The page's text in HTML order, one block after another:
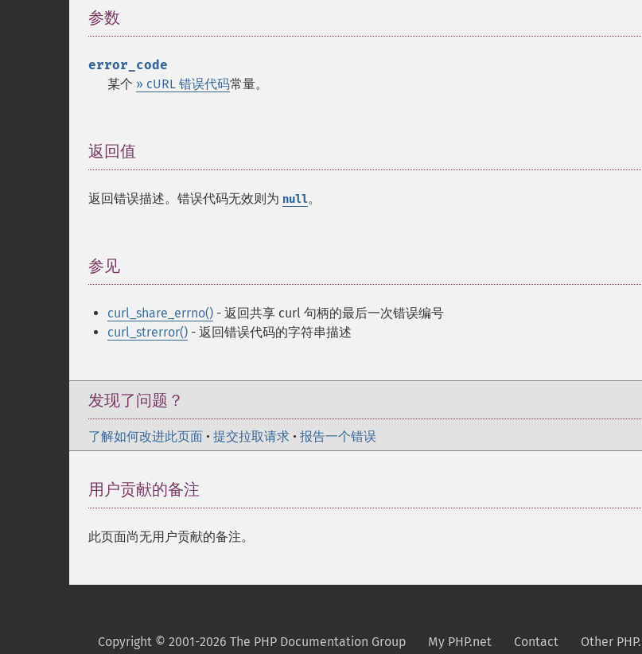
参数
error_code
某个 » cURL 错误代码常量。
返回值
返回错误描述。错误代码无效则为 null。
参见
curl_share_errno() - 返回共享 curl 句柄的最后一次错误编号
curl_strerror() - 返回错误代码的字符串描述
发现了问题？
了解如何改进此页面 • 提交拉取请求 • 报告一个错误
用户贡献的备注
此页面尚无用户贡献的备注。
Copyright © 2001-2026 The PHP Documentation Group My PHP.net Contact Other